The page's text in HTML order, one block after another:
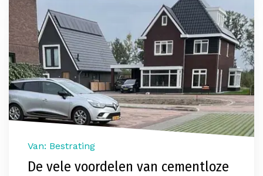
Van: Bestrating
De vele voordelen van cementloze